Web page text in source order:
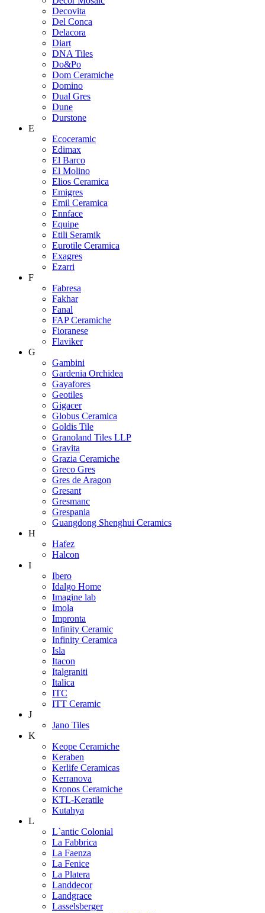
Decovita
Del Conca
Delacora
Diart
DNA Tiles
Do&Po
Dom Ceramiche
Domino
Dual Gres
Dune
Durstone
E
Ecoceramic
Edimax
El Barco
El Molino
Elios Ceramica
Emigres
Emil Ceramica
Ennface
Equipe
Etili Seramik
Eurotile Ceramica
Exagres
Ezarri
F
Fabresa
Fakhar
Fanal
FAP Ceramiche
Fioranese
Flaviker
G
Gambini
Gardenia Orchidea
Gayafores
Geotiles
Gigacer
Globus Ceramica
Goldis Tile
Granoland Tiles LLP
Gravita
Grazia Ceramiche
Greco Gres
Gres de Aragon
Gresant
Gresmanc
Grespania
Guangdong Shenghui Ceramics
H
Hafez
Halcon
I
Ibero
Idalgo Home
Imagine lab
Imola
Impronta
Infinity Ceramic
Infinity Ceramica
Isla
Itacon
Italgraniti
Italica
ITC
ITT Ceramic
J
Jano Tiles
K
Keope Ceramiche
Keraben
Kerlife Ceramicas
Kerranova
Kronos Ceramiche
KTL-Keratile
Kutahya
L
L`antic Colonial
La Fabbrica
La Faenza
La Fenice
La Platera
Landdecor
Landgrace
Lasselsberger